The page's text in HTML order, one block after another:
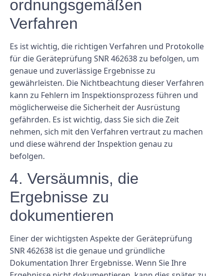
ordnungsgemäßen
Verfahren
Es ist wichtig, die richtigen Verfahren und Protokolle
für die Geräteprüfung SNR 462638 zu befolgen, um
genaue und zuverlässige Ergebnisse zu
gewährleisten. Die Nichtbeachtung dieser Verfahren
kann zu Fehlern im Inspektionsprozess führen und
möglicherweise die Sicherheit der Ausrüstung
gefährden. Es ist wichtig, dass Sie sich die Zeit
nehmen, sich mit den Verfahren vertraut zu machen
und diese während der Inspektion genau zu
befolgen.
4. Versäumnis, die
Ergebnisse zu
dokumentieren
Einer der wichtigsten Aspekte der Geräteprüfung
SNR 462638 ist die genaue und gründliche
Dokumentation Ihrer Ergebnisse. Wenn Sie Ihre